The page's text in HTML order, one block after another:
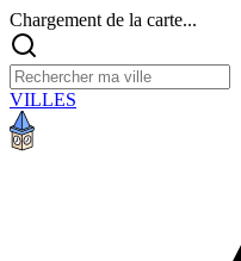
Chargement de la carte...
VILLES